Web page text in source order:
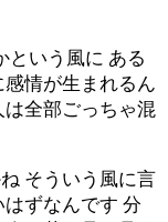
という風に ある
情が生まれるん
全部ごっちゃ混
そういう風に言
ずなんです 分